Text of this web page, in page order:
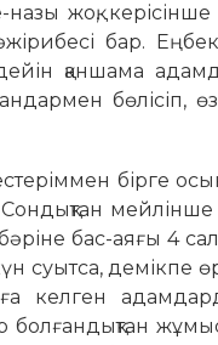
жоқ,
бар.
қаншама
бөлісіп, өзі
бірге
бас-аяғы 4
суытса, демікпе
келген
болғандықтан